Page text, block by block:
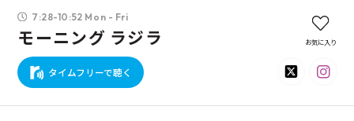
7:28-10:52 Mon - Fri
モーニング ラジラ
タイムフリーで聴く
お気に入り